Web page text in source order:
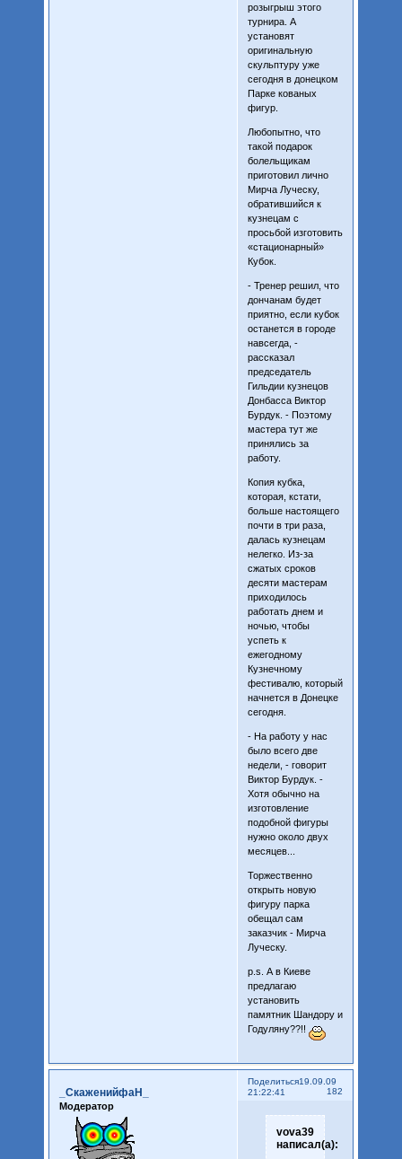
розыгрыш этого
турнира. А
установят
оригинальную
скульптуру уже
сегодня в донецком
Парке кованых
фигур.
Любопытно, что
такой подарок
болельщикам
приготовил лично
Мирча Луческу,
обратившийся к
кузнецам с
просьбой изготовить
«стационарный»
Кубок.
- Тренер решил, что
дончанам будет
приятно, если кубок
останется в городе
навсегда, -
рассказал
председатель
Гильдии кузнецов
Донбасса Виктор
Бурдук. - Поэтому
мастера тут же
принялись за
работу.
Копия кубка,
которая, кстати,
больше настоящего
почти в три раза,
далась кузнецам
нелегко. Из-за
сжатых сроков
десяти мастерам
приходилось
работать днем и
ночью, чтобы
успеть к
ежегодному
Кузнечному
фестивалю, который
начнется в Донецке
сегодня.
- На работу у нас
было всего две
недели, - говорит
Виктор Бурдук. -
Хотя обычно на
изготовление
подобной фигуры
нужно около двух
месяцев...
Торжественно
открыть новую
фигуру парка
обещал сам
заказчик - Мирча
Луческу.
p.s. А в Киеве
предлагаю
установить
памятник Шандору и
Годуляну??!!
Поделиться
182
19.09.09
21:22:41
_СкаженийфаН_
Модератор
vova39
написал(а):